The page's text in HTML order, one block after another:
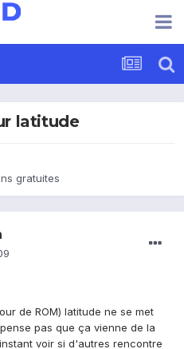
latitude
gratuites
de ROM) latitude ne se met
pas que ça vienne de la
voir si d'autres rencontre